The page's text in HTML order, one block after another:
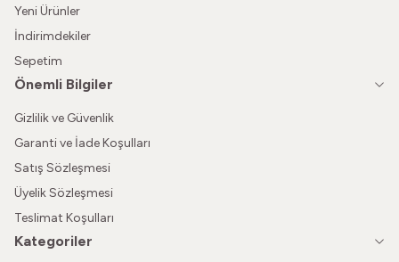
Yeni Ürünler
İndirimdekiler
Sepetim
Önemli Bilgiler
Gizlilik ve Güvenlik
Garanti ve İade Koşulları
Satış Sözleşmesi
Üyelik Sözleşmesi
Teslimat Koşulları
Kategoriler